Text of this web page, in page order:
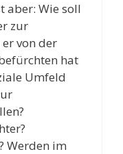
aber: Wie soll
zur
von der
hat
Umfeld
Werden im